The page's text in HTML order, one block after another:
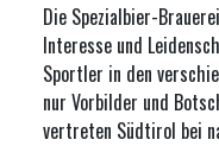
Die Spezialbier-
Interesse und
Sportler in den
nur Vorbilder und
vertreten Südtirol bei